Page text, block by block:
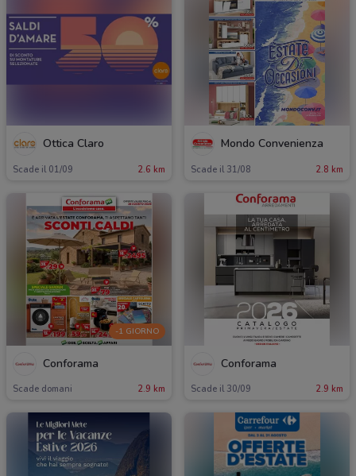
Ottica Claro
Scade il 01/09 2.6 km
Mondo Convenienza
Scade il 31/08 2.8 km
-1 GIORNO
Conforama
Scade domani 2.9 km
Conforama
Scade il 30/09 2.9 km